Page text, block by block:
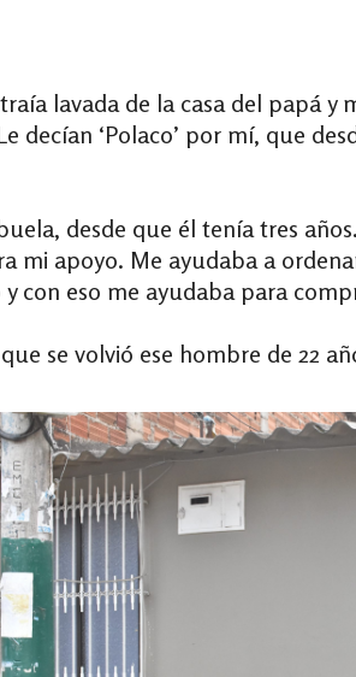
lavada de la casa del papá
decían ‘Polaco’ por mí, que
desde que él tenía tres
mi apoyo. Me ayudaba a
con eso me ayudaba para
se volvió ese hombre de 22